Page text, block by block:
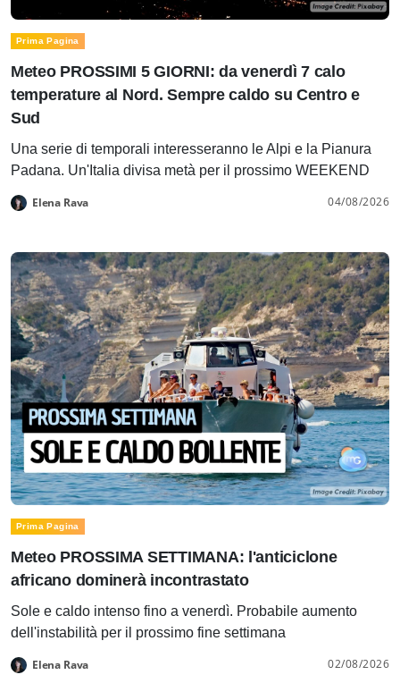
Prima Pagina
Meteo PROSSIMI 5 GIORNI: da venerdì 7 calo
temperature al Nord. Sempre caldo su Centro e
Sud
Una serie di temporali interesseranno le Alpi e la Pianura
Padana. Un'Italia divisa metà per il prossimo WEEKEND
Elena Rava 04/08/2026
Prima Pagina
Meteo PROSSIMA SETTIMANA: l'anticiclone
africano dominerà incontrastato
Sole e caldo intenso fino a venerdì. Probabile aumento
dell'instabilità per il prossimo fine settimana
Elena Rava 02/08/2026